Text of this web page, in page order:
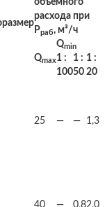
объемного
расхода при
Рраб, м³/ч
Qmax
Qmin
1 :
100
1 :
50
1 :
20
25 — — 1,3